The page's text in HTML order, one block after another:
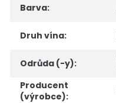
Barva:
Druh vína:
Odrůda (-y):
Producent
(výrobce):